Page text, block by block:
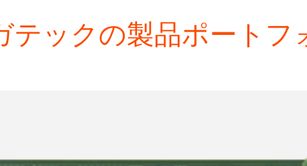
テックの製品ポートフ